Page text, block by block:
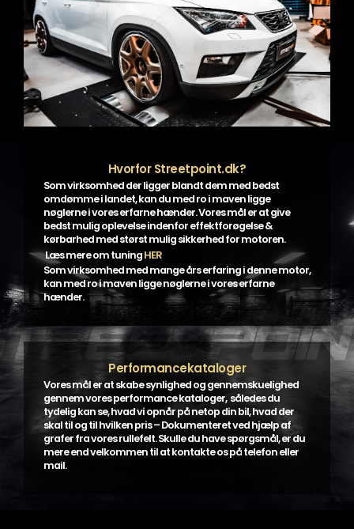
Hvorfor Streetpoint.dk?
Som virksomhed der ligger blandt dem med bedst
omdømme i landet, kan du med ro i maven ligge
nøglerne i vores erfarne hænder. Vores mål er at give
bedst mulig oplevelse indenfor effektforøgelse &
kørbarhed med størst mulig sikkerhed for motoren.
Læs mere om tuningHER
Som virksomhed med mange års erfaring i denne motor,
kan med ro i maven ligge nøglerne i vores erfarne
hænder.
Performancekataloger
Vores mål er at skabe synlighed og gennemskuelighed
gennem vores performance kataloger, således du
tydelig kan se, hvad vi opnår på netop din bil, hvad der
skal til og til hvilken pris – Dokumenteret ved hjælp af
grafer fra vores rullefelt. Skulle du have spørgsmål, er du
mere end velkommen til at kontakte os på telefon eller
mail.